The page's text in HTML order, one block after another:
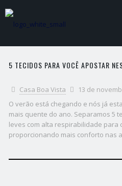
5 TECIDOS PARA VOCÊ APOSTAR
Casa Boa Vista 13 de
O verão está chegando e nós já
mais quente do ano. Separamos 5
leves com alta respirabilidade para
proporcionando mais conforto nas